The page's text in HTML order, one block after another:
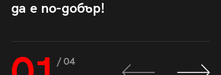
да е по-добър!
/ 04